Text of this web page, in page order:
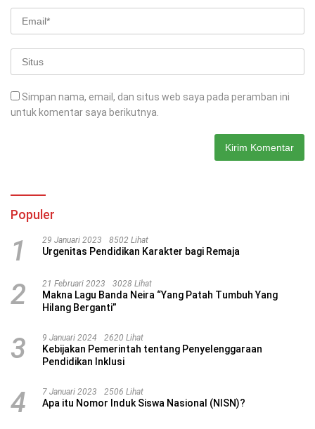
Simpan nama, email, dan situs web saya pada peramban ini
untuk komentar saya berikutnya.
Populer
1 29 Januari 2023 8502 Lihat
Urgenitas Pendidikan Karakter bagi Remaja
2 21 Februari 2023 3028 Lihat
Makna Lagu Banda Neira “Yang Patah Tumbuh Yang
Hilang Berganti”
3 9 Januari 2024 2620 Lihat
Kebijakan Pemerintah tentang Penyelenggaraan
Pendidikan Inklusi
4 7 Januari 2023 2506 Lihat
Apa itu Nomor Induk Siswa Nasional (NISN)?